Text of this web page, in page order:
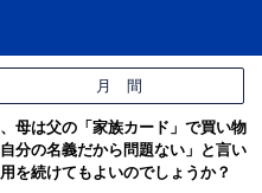
月 間
母は父の「家族カード」で買い物
分の名義だから問題ない」と言い
を続けてもよいのでしょうか？